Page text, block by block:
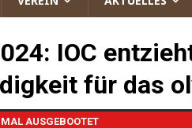
IOC
für das
AUSGEBOOTET